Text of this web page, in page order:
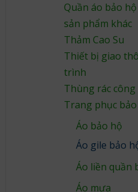
Quần áo bảo
sản phẩm khác
Thảm Cao Su
Thiết bị giao
trình
Thùng rác
Trang phục
Áo bảo hộ
Áo gile bảo
Áo liền quần
Áo mưa